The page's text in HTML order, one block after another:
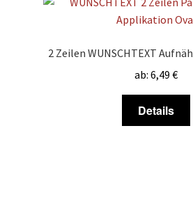
2 Zeilen WUNSCHTEXT
ab: 6,49 €
Details